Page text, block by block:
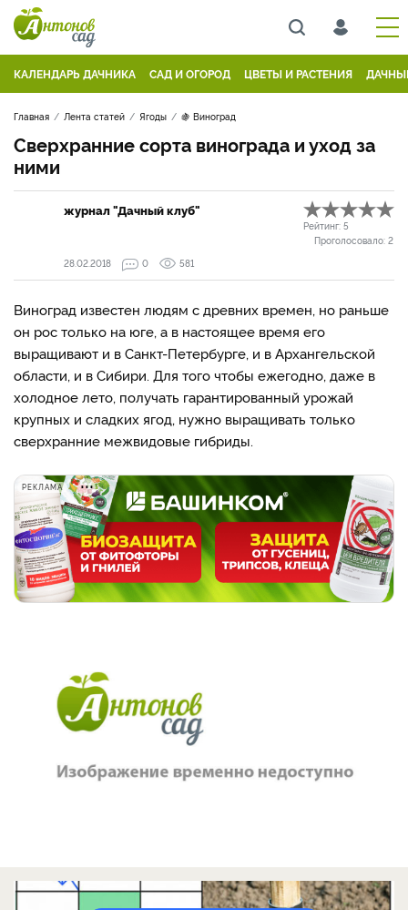
КАЛЕНДАРЬ ДАЧНИКА САД И ОГОРОД ЦВЕТЫ И РАСТЕНИЯ
Главная Лента статей Ягоды 🍇 Виноград
Сверхранние сорта винограда и уход за
ними
журнал "Дачный клуб"
Рейтинг: 5
Проголосовало: 2
28.02.2018
0 581
Виноград известен людям с древних времен, но раньше
он рос только на юге, а в настоящее время его
выращивают и в Санкт-Петербурге, и в Архангельской
области, и в Сибири. Для того чтобы ежегодно, даже в
холодное лето, получать гарантированный урожай
крупных и сладких ягод, нужно выращивать только
сверхранние межвидовые гибриды.
РЕКЛАМА